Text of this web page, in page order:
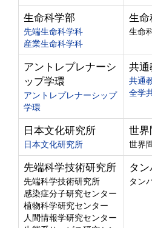
生命科学部
先端生命科学科
産業生命科学科
生命
生命
アントレプレナーシ
ップ学環
アントレプレナーシップ
学環
共通
共通
全学
日本文化研究所
日本文化研究所
世界
世界
先端科学技術研究所
先端科学技術研究所
感染症分子研究センター
植物科学研究センター
人間情報学研究センター
タ
タン